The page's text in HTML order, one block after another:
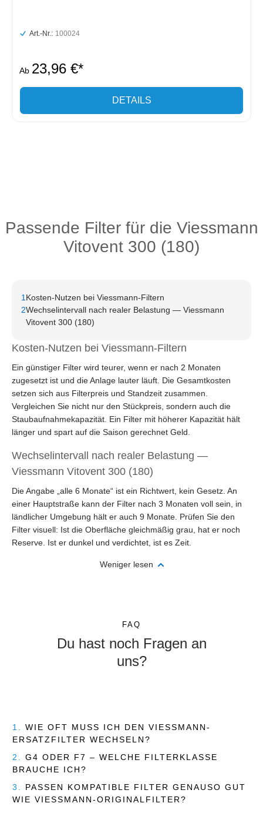
Art.-Nr.: 100024
Ab 23,96 €*
DETAILS
Passende Filter für die Viessmann
Vitovent 300 (180)
1 Kosten-Nutzen bei Viessmann-Filtern
2Wechselintervall nach realer Belastung — Viessmann
Vitovent 300 (180)
Kosten-Nutzen bei Viessmann-Filtern
Ein günstiger Filter wird teurer, wenn er nach 2 Monaten
zugesetzt ist und die Anlage lauter läuft. Die Gesamtkosten
setzen sich aus Filterpreis und Standzeit zusammen.
Vergleichen Sie nicht nur den Stückpreis, sondern auch die
Staubaufnahmekapazität. Ein Filter mit höherer Kapazität hält
länger und spart auf die Saison gerechnet Geld.
Wechselintervall nach realer Belastung —
Viessmann Vitovent 300 (180)
Die Angabe „alle 6 Monate“ ist ein Richtwert, kein Gesetz. An
einer Hauptstraße kann der Filter nach 3 Monaten voll sein, in
ländlicher Umgebung hält er auch 9 Monate. Prüfen Sie den
Filter visuell: Ist die Oberfläche gleichmäßig grau, hat er noch
Reserve. Ist er dunkel und verdichtet, ist es Zeit.
Weniger lesen
FAQ
Du hast noch Fragen an
uns?
1. WIE OFT MUSS ICH DEN VIESSMANN-
ERSATZFILTER WECHSELN?
2. G4 ODER F7 – WELCHE FILTERKLASSE
BRAUCHE ICH?
3. PASSEN KOMPATIBLE FILTER GENAUSO GUT
WIE VIESSMANN-ORIGINALFILTER?